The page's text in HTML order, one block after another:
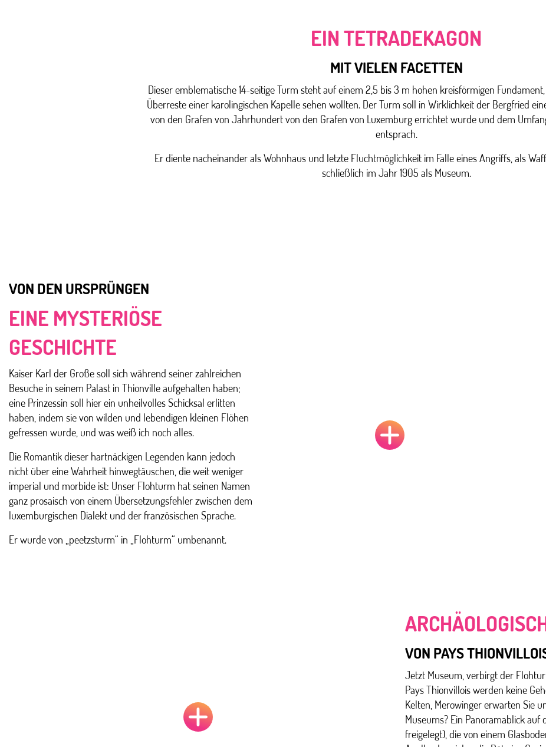
EIN TETRADEKAGON
MIT VIELEN FACETTEN
Dieser emblematische 14-seitige Turm steht auf einem 2,5 bis 3 m hohen kreisförmigen
Überreste einer karolingischen Kapelle sehen wollten. Der Turm soll in Wirklichkeit der Bergfried
von den Grafen von Jahrhundert von den Grafen von Luxemburg errichtet wurde und dem
entsprach.
Er diente nacheinander als Wohnhaus und letzte Fluchtmöglichkeit im Falle eines Angriffs, als
schließlich im Jahr 1905 als Museum.
VON DEN URSPRÜNGEN
EINE MYSTERIÖSE
GESCHICHTE
Kaiser Karl der Große soll sich während seiner zahlreichen
Besuche in seinem Palast in Thionville aufgehalten haben;
eine Prinzessin soll hier ein unheilvolles Schicksal erlitten
haben, indem sie von wilden und lebendigen kleinen Flöhen
gefressen wurde, und was weiß ich noch alles.
Die Romantik dieser hartnäckigen Legenden kann jedoch
nicht über eine Wahrheit hinwegtäuschen, die weit weniger
imperial und morbide ist: Unser Flohturm hat seinen Namen
ganz prosaisch von einem Übersetzungsfehler zwischen dem
luxemburgischen Dialekt und der französischen Sprache.
Er wurde von „peetzsturm“ in „Flohturm“ umbenannt.
VON PAYS
Jetzt Museum, verbirgt der
Pays Thionvillois werden keine
Kelten, Merowinger erwarten Sie
Museums? Ein Panoramablick auf
freigelegt), die von einem